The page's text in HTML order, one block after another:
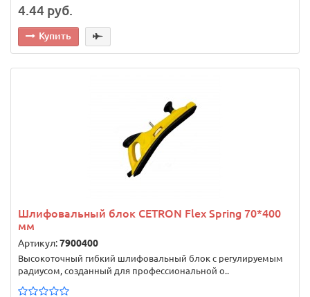
4.44 руб.
Купить
Шлифовальный блок CETRON Flex Spring 70*400
мм
Артикул:7900400
Высокоточный гибкий шлифовальный блок с регулируемым
радиусом, созданный для профессиональной о..